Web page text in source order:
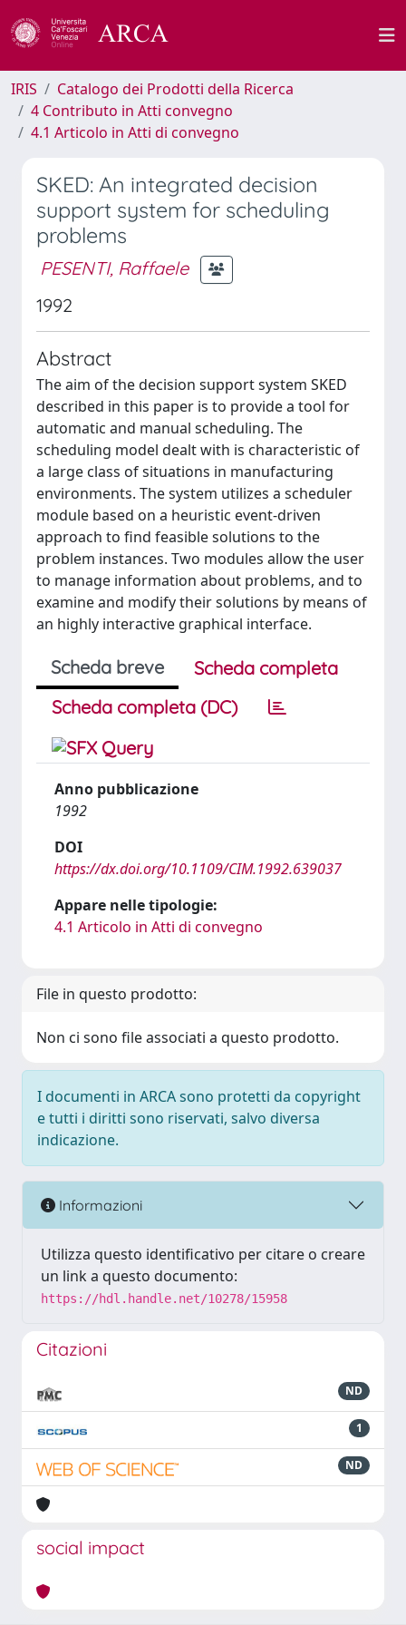
IRIS
Catalogo dei Prodotti della Ricerca
4 Contributo in Atti convegno
4.1 Articolo in Atti di convegno
SKED: An integrated decision
support system for scheduling
problems
PESENTI, Raffaele
1992
Abstract
The aim of the decision support system SKED
described in this paper is to provide a tool for
automatic and manual scheduling. The
scheduling model dealt with is characteristic of
a large class of situations in manufacturing
environments. The system utilizes a scheduler
module based on a heuristic event-driven
approach to find feasible solutions to the
problem instances. Two modules allow the user
to manage information about problems, and to
examine and modify their solutions by means of
an highly interactive graphical interface.
Scheda breve
Scheda completa
Scheda completa (DC)
Anno pubblicazione
1992
DOI
https://dx.doi.org/10.1109/CIM.1992.639037
Appare nelle tipologie:
4.1 Articolo in Atti di convegno
File in questo prodotto:
Non ci sono file associati a questo prodotto.
I documenti in ARCA sono protetti da copyright
e tutti i diritti sono riservati, salvo diversa
indicazione.
Informazioni
Utilizza questo identificativo per citare o creare
un link a questo documento:
https://hdl.handle.net/10278/15958
Citazioni
ND
1
ND
social impact